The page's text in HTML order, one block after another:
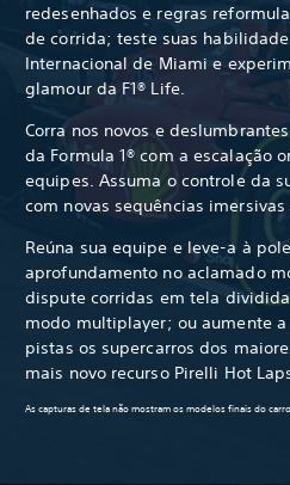
redesenhados e regras
de corrida; teste suas
Internacional de Miami e
glamour da F1® Life.
Corra nos novos e
da Formula 1® com a escalação
equipes. Assuma o controle da
com novas sequências
Reúna sua equipe e leve-a à
aprofundamento no aclamado
dispute corridas em tela
modo multiplayer; ou aumente
pistas os supercarros dos
mais novo recurso Pirelli Hot
As capturas de tela não mostram os modelos finais do